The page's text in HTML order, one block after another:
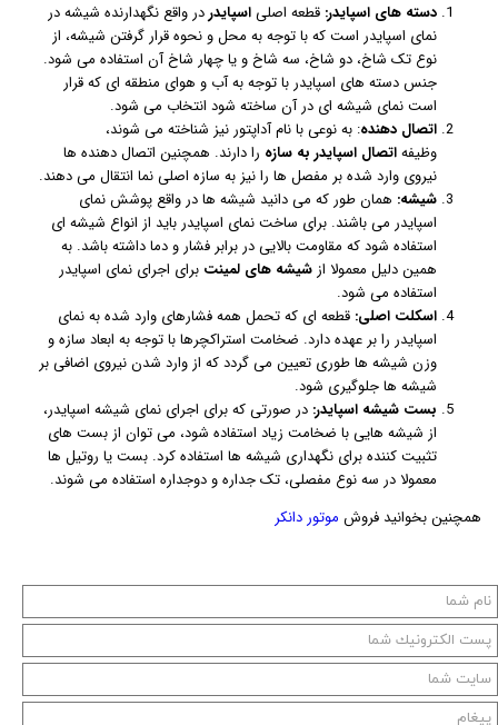
دسته های اسپایدر: قطعه اصلیاسپایدردر واقع نگهدارنده شیشه در
نمای اسپایدر است که با توجه به محل و نحوه قرار گرفتن شیشه، از
نوع تک شاخ، دو شاخ، سه شاخ و یا چهار شاخ آن استفاده می شود.
جنس دسته های اسپایدر با توجه به آب و هوای منطقه ای که قرار
است نمای شیشه ای در آن ساخته شود انتخاب می شود.
اتصال دهنده: به نوعی با نام آداپتور نیز شناخته می شوند،
وظیفهاتصال اسپایدر به سازه را دارند. همچنین اتصال دهنده ها
نیروی وارد شده بر مفصل ها را نیز به سازه اصلی نما انتقال می دهند.
شیشه: همان طور که می دانید شیشه ها در واقع پوشش نمای
اسپایدر می باشند. برای ساخت نمای اسپایدر باید از انواع شیشه ای
استفاده شود که مقاومت بالایی در برابر فشار و دما داشته باشد. به
همین دلیل معمولا ازشیشه های لمینت برای اجرای نمای اسپایدر
استفاده می شود.
اسکلت اصلی: قطعه ای که تحمل همه فشارهای وارد شده به نمای
اسپایدر را بر عهده دارد. ضخامت استراکچرها با توجه به ابعاد سازه و
وزن شیشه ها طوری تعیین می گردد که از وارد شدن نیروی اضافی بر
شیشه ها جلوگیری شود.
بست شیشه اسپایدر: در صورتی که برای اجرای نمای شیشه اسپایدر،
از شیشه هایی با ضخامت زیاد استفاده شود، می توان از بست های
تثبیت کننده برای نگهداری شیشه ها استفاده کرد. بست یا روتیل ها
معمولا در سه نوع مفصلی، تک جداره و دوجداره استفاده می شوند.
همچنین بخوانید فروش موتور دانکر